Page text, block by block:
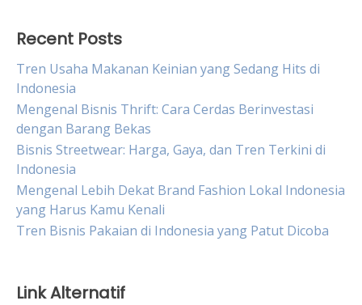
Recent Posts
Tren Usaha Makanan Keinian yang Sedang Hits di
Indonesia
Mengenal Bisnis Thrift: Cara Cerdas Berinvestasi
dengan Barang Bekas
Bisnis Streetwear: Harga, Gaya, dan Tren Terkini di
Indonesia
Mengenal Lebih Dekat Brand Fashion Lokal Indonesia
yang Harus Kamu Kenali
Tren Bisnis Pakaian di Indonesia yang Patut Dicoba
Link Alternatif